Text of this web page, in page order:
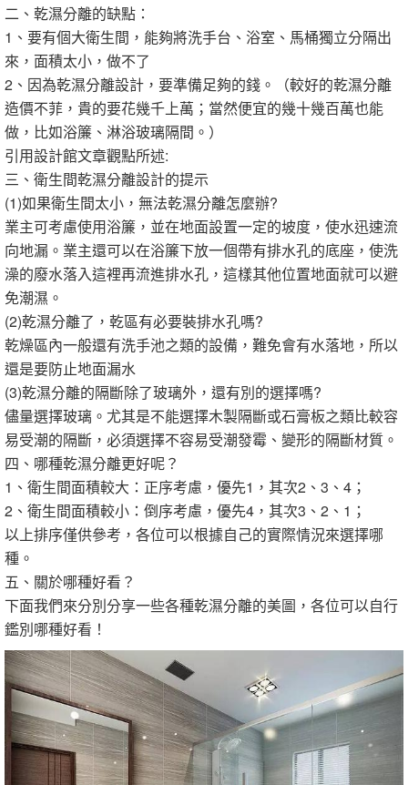
二、乾濕分離的缺點：
1、要有個大衛生間，能夠將洗手台、浴室、馬桶獨立分隔出
來，面積太小，做不了
2、因為乾濕分離設計，要準備足夠的錢。（較好的乾濕分離
造價不菲，貴的要花幾千上萬；當然便宜的幾十幾百萬也能
做，比如浴簾、淋浴玻璃隔間。）
引用設計館文章觀點所述:
三、衛生間乾濕分離設計的提示
(1)如果衛生間太小，無法乾濕分離怎麼辦?
業主可考慮使用浴簾，並在地面設置一定的坡度，使水迅速流
向地漏。業主還可以在浴簾下放一個帶有排水孔的底座，使洗
澡的廢水落入這裡再流進排水孔，這樣其他位置地面就可以避
免潮濕。
(2)乾濕分離了，乾區有必要裝排水孔嗎?
乾燥區內一般還有洗手池之類的設備，難免會有水落地，所以
還是要防止地面漏水
(3)乾濕分離的隔斷除了玻璃外，還有別的選擇嗎?
儘量選擇玻璃。尤其是不能選擇木製隔斷或石膏板之類比較容
易受潮的隔斷，必須選擇不容易受潮發霉、變形的隔斷材質。
四、哪種乾濕分離更好呢？
1、衛生間面積較大：正序考慮，優先1，其次2、3、4；
2、衛生間面積較小：倒序考慮，優先4，其次3、2、1；
以上排序僅供參考，各位可以根據自己的實際情況來選擇哪
種。
五、關於哪種好看？
下面我們來分別分享一些各種乾濕分離的美圖，各位可以自行
鑑別哪種好看！